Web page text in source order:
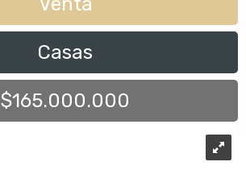
Casas
$165.000.000